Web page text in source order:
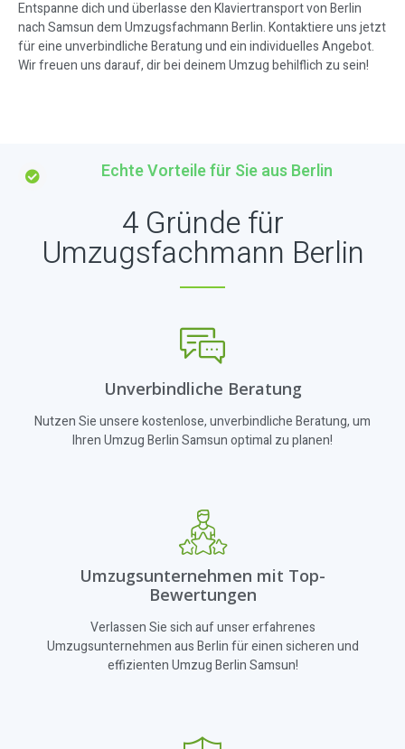
Entspanne dich und überlasse den Klaviertransport von Berlin
nach Samsun dem Umzugsfachmann Berlin. Kontaktiere uns jetzt
für eine unverbindliche Beratung und ein individuelles Angebot.
Wir freuen uns darauf, dir bei deinem Umzug behilflich zu sein!
Echte Vorteile für Sie aus Berlin
4 Gründe für
Umzugsfachmann Berlin
Unverbindliche Beratung
Nutzen Sie unsere kostenlose, unverbindliche Beratung, um
Ihren Umzug Berlin Samsun optimal zu planen!
Umzugsunternehmen mit Top-
Bewertungen
Verlassen Sie sich auf unser erfahrenes
Umzugsunternehmen aus Berlin für einen sicheren und
effizienten Umzug Berlin Samsun!